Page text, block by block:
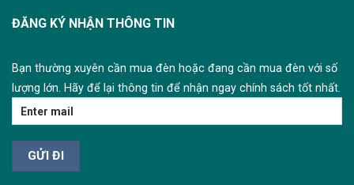
ĐĂNG KÝ NHẬN THÔNG TIN
Bạn thường xuyên cần mua đèn hoặc đang cần mua đèn với số
lượng lớn. Hãy để lại thông tin để nhận ngay chính sách tốt nhất.